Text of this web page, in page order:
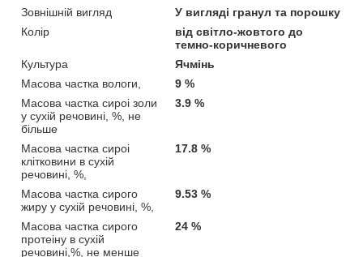
Зовнішній вигляд
У вигляді гранул та порошку
Колір
вiд свiтло-жовтого до
темно-коричневого
Культура
Ячмінь
Масова частка вологи,
9 %
Масова частка сироi золи
у сухiй речовинi, %, не
більше
3.9 %
Масова частка сироi
клiтковини в сухiй
речовинi, %,
17.8 %
Масова частка сирого
жиру у сухiй речовинi, %,
9.53 %
Масова частка сирого
протеiну в сухiй
речовинi,%, не менше
24 %